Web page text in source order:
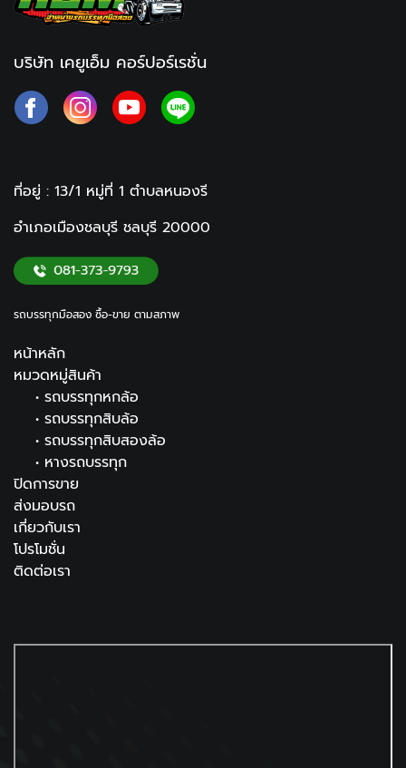
บริษัท เคยูเอ็ม คอร์ปอร์เรชั่น
ที่อยู่ : 13/1 หมู่ที่ 1 ตำบลหนองรี
อำเภอเมืองชลบุรี ชลบุรี 20000
รถบรรทุกมือสอง ซื้อ-ขาย ตามสภาพ
หน้าหลัก
หมวดหมู่สินค้า
• รถบรรทุกหกล้อ
• รถบรรทุกสิบล้อ
• รถบรรทุกสิบสองล้อ
• หางรถบรรทุก
ปิดการขาย
ส่งมอบรถ
เกี่ยวกับเรา
โปรโมชั่น
ติดต่อเรา